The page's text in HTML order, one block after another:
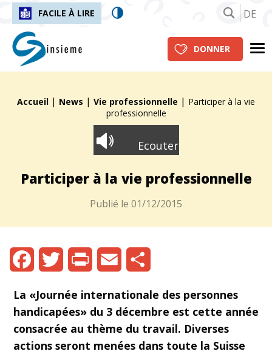
FACILE À LIRE DE
insieme.ch
DONNER
Fil d'Ariane :
Accueil | News | Vie professionnelle | Participer à la vie
professionnelle
Ecouter
Participer à la vie professionnelle
Publié le 01/12/2015
La «Journée internationale des personnes
handicapées» du 3 décembre est cette année
consacrée au thème du travail. Diverses
actions seront menées dans toute la Suisse